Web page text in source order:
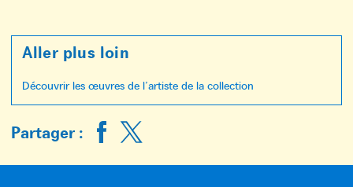
Aller plus loin
Découvrir les œuvres de l’artiste de la collection
Partager :